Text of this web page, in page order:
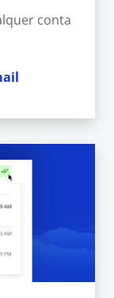
conta